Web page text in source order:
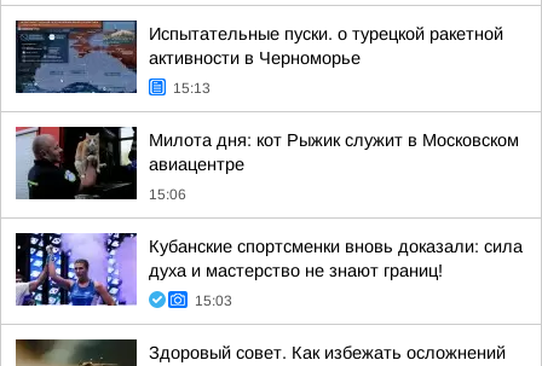
Испытательные пуски. о турецкой ракетной
активности в Черноморье
15:13
Милота дня: кот Рыжик служит в Московском
авиацентре
15:06
Кубанские спортсменки вновь доказали: сила
духа и мастерство не знают границ!
15:03
Здоровый совет. Как избежать осложнений